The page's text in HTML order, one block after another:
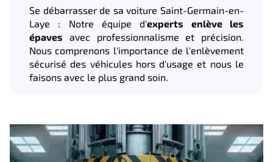
Se débarrasser de sa voiture Saint-Germain-en-
Laye : Notre équipe d'experts enlève les
épaves avec professionnalisme et précision.
Nous comprenons l'importance de l'enlèvement
sécurisé des véhicules hors d'usage et nous le
faisons avec le plus grand soin.